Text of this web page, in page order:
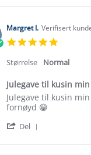
on
Aug
2024
god
med
Review
Antoinette
R.
on
28
Aug
Margret I. Verifisert
rating
Størrelse Normal
Julegave til kusin
Review
by
I.
27
review
stating
til
min
Julegave til kusin
fornøyd 😁
Del
Review